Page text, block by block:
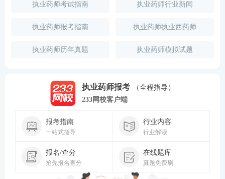
执业药师考试指南 执业药师行业新闻
执业药师报考指南 执业药师执业西药师
执业药师历年真题 执业药师模拟试题
执业药师报考
（全程指导）
233网校客户端
报考指南
一站式指导
行业内容
行业解读
报名/查分
抢先报名查分
在线题库
真题免费刷